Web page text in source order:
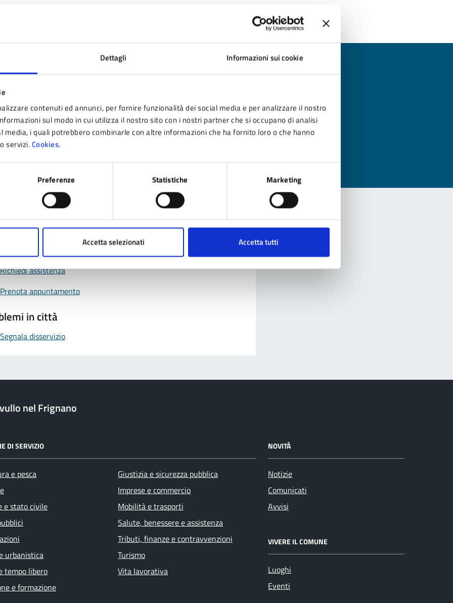
Dettagli Informazioni sui cookie
contenuti ed annunci, per fornire funzionalità dei social media e per analizzare il nostro
sul modo in cui utilizza il nostro sito con i nostri partner che si occupano di analisi
media, i quali potrebbero combinarle con altre informazioni che ha fornito loro o che hanno
servizi.Cookies.
Preferenze Statistiche Marketing
Accetta selezionati Accetta tutti
sono chiare le informazioni su questa pagina?
da 1 a 5 stelle la pagina
Valuta 5 stelle su 5
Valuta 4 stelle su 5
Valuta 3 stelle su 5
2 stelle su 5
1 stelle su 5
il comune
Richiedi assistenza
Prenota appuntamento
in città
Segnala disservizio
nel Frignano
DI SERVIZIO
e pesca
e stato civile
urbanistica
tempo libero
e formazione
Giustizia e sicurezza pubblica
Imprese e commercio
Mobilità e trasporti
Salute, benessere e assistenza
Tributi, finanze e contravvenzioni
Turismo
Vita lavorativa
NOVITÀ
Notizie
Comunicati
Avvisi
VIVERE IL COMUNE
Luoghi
Eventi